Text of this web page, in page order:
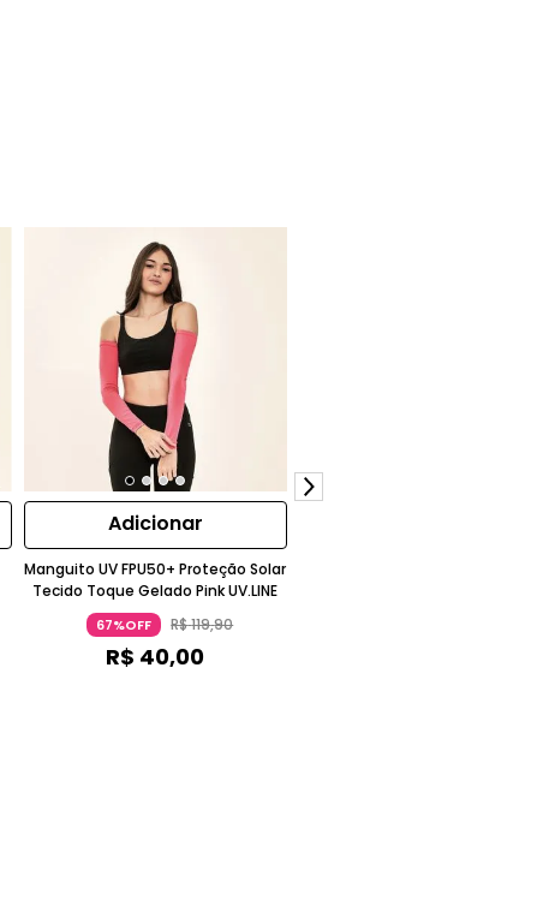
Adicionar
Manguito UV FPU50+ Proteção Solar
Tecido Toque Gelado Pink UV.LINE
67%OFF R$119,90
R$ 40,00